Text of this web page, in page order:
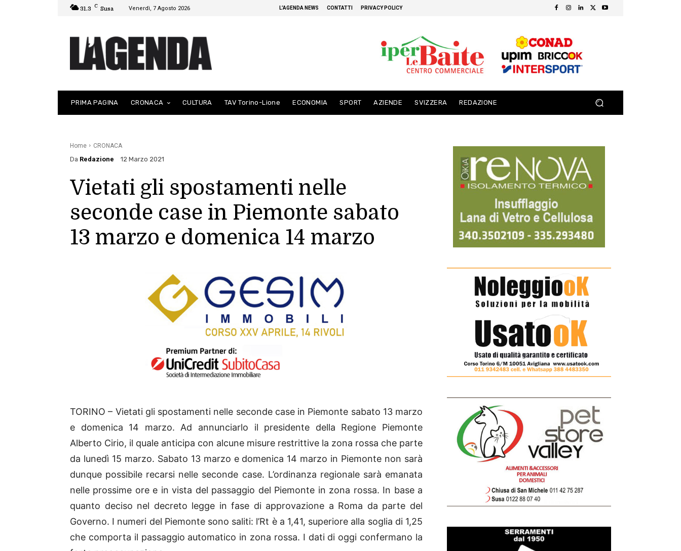
31.3 C Susa Venerdì, 7 Agosto 2026 L’AGENDA NEWS CONTATTI PRIVACY POLICY
PRIMA PAGINA CRONACA CULTURA TAV Torino-Lione ECONOMIA SPORT AZIENDE SVIZZERA REDAZIONE
Home CRONACA
Da Redazione 12 Marzo 2021
Vietati gli spostamenti nelle
seconde case in Piemonte sabato
13 marzo e domenica 14 marzo
TORINO – Vietati gli spostamenti nelle seconde case in Piemonte sabato 13 marzo
e domenica 14 marzo. Ad annunciarlo il presidente della Regione Piemonte
Alberto Cirio, il quale anticipa con alcune misure restrittive la zona rossa che parte
da lunedì 15 marzo. Sabato 13 marzo e domenica 14 marzo in Piemonte non sarà
dunque possibile recarsi nelle seconde case. L’ordinanza regionale sarà emanata
nelle prossime ore e in vista del passaggio del Piemonte in zona rossa. In base a
quanto deciso nel decreto legge in fase di approvazione a Roma da parte del
Governo. I numeri del Piemonte sono saliti: l’Rt è a 1,41, superiore alla soglia di 1,25
che comporta il passaggio automatico in zona rossa. I dati di oggi confermano la